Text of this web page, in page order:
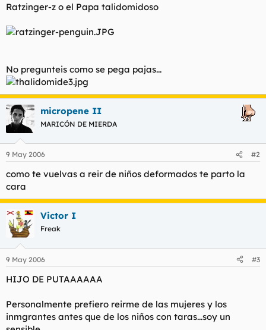
Ratzinger-z o el Papa talidomidoso
No pregunteis como se pega pajas...
micropene II
MARICÓN DE MIERDA
9 May 2006 #2
como te vuelvas a reir de niños deformados te parto la
cara
Victor I
Freak
9 May 2006 #3
HIJO DE PUTAAAAAA
Personalmente prefiero reirme de las mujeres y los
inmgrantes antes que de los niños con taras...soy un